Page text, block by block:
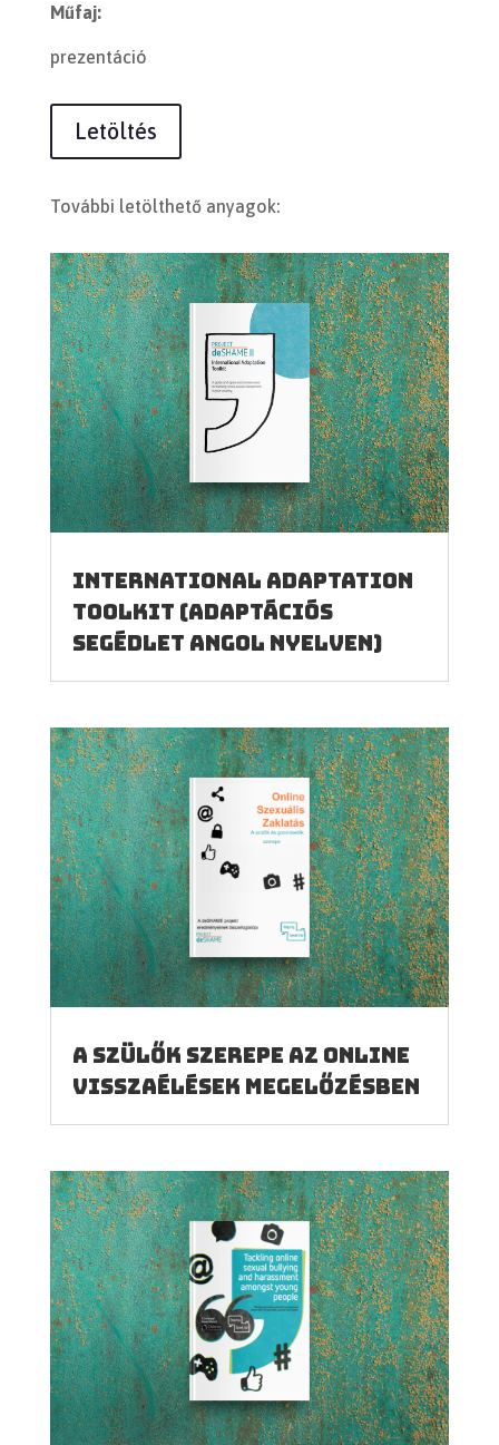
Műfaj:
prezentáció
Letöltés
További letölthető anyagok:
International Adaptation
Toolkit (Adaptációs
segédlet angol nyelven)
A szülők szerepe az online
visszaélések megelőzésben